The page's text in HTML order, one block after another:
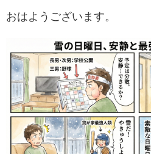
おはようございます。